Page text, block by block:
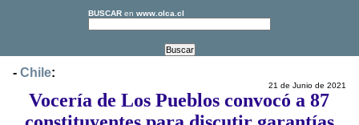
BUSCAR en www.olca.cl
- Chile:
21 de Junio de 2021
Vocería de Los Pueblos convocó a 87